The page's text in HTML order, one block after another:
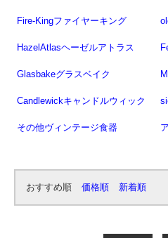
Fire-Kingファイヤーキング
HazelAtlasヘーゼルアトラス
Glasbakeグラスベイク
Candlewickキャンドルウィック
その他ヴィンテージ食器
おすすめ順 価格順 新着順